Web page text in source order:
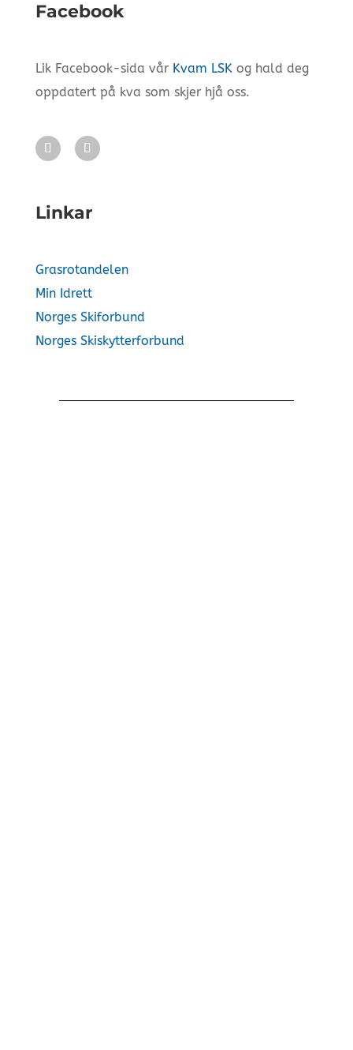
Facebook
Lik Facebook-sida vår Kvam LSKog hald deg
oppdatert på kva som skjer hjå oss.
Linkar
Grasrotandelen
Min Idrett
Norges Skiforbund
Norges Skiskytterforbund